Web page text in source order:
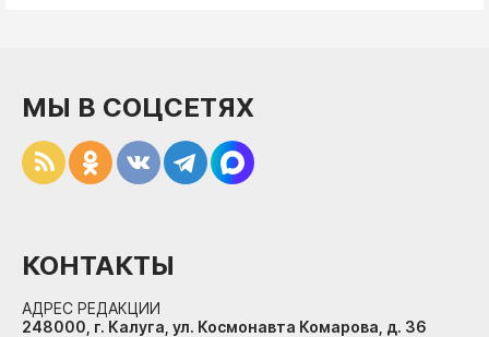
МЫ В СОЦСЕТЯХ
КОНТАКТЫ
АДРЕС РЕДАКЦИИ
248000, г. Калуга, ул. Космонавта Комарова, д. 36